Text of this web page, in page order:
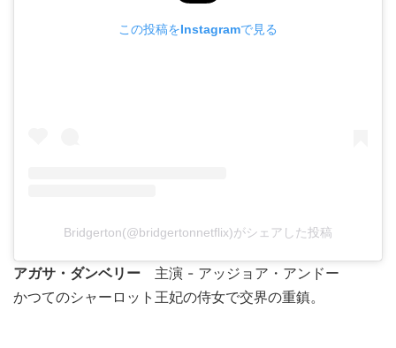
この投稿をInstagramで見る
Bridgerton(@bridgertonnetflix)がシェアした投稿
アガサ・ダンベリー 主演 - アッジョア・アンドー
かつてのシャーロット王妃の侍女で交界の重鎮。